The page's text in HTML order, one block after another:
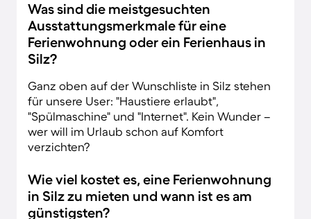
Was sind die meistgesuchten
Ausstattungsmerkmale für eine
Ferienwohnung oder ein Ferienhaus in
Silz?
Ganz oben auf der Wunschliste in Silz stehen
für unsere User: "Haustiere erlaubt",
"Spülmaschine" und "Internet". Kein Wunder –
wer will im Urlaub schon auf Komfort
verzichten?
Wie viel kostet es, eine Ferienwohnung
in Silz zu mieten und wann ist es am
günstigsten?